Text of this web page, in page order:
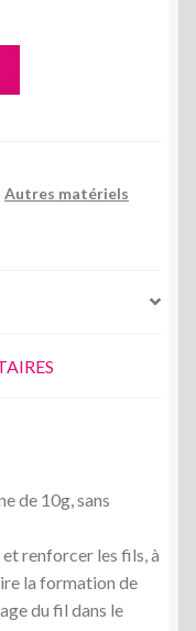
Autres matériels
de 10g, sans
renforcer les fils, à
la formation de
du fil dans le